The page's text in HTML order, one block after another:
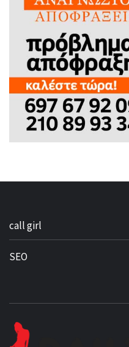
call girl
SEO